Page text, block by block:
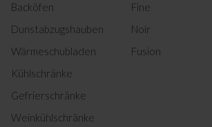
Backöfen
Dunstabzugshauben
Wärmeschubladen
Kühlschränke
Gefrierschränke
Weinkühlschränke
Fine
Noir
Fusion